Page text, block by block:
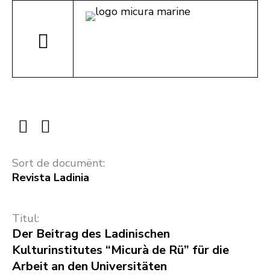
Sort de documënt:
Revista Ladinia
Titul:
Der Beitrag des Ladinischen
Kulturinstitutes “Micurà de Rü” für die
Arbeit an den Universitäten